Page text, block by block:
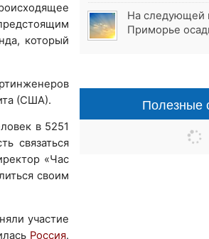
который
(США).
в 5251
связаться
«Час
своим
участие
Россия.
На следующей
Приморье
Полезные